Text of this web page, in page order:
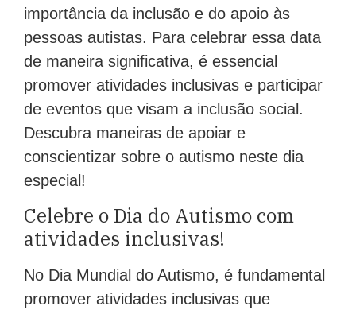
importância da inclusão e do apoio às
pessoas autistas. Para celebrar essa data
de maneira significativa, é essencial
promover atividades inclusivas e participar
de eventos que visam a inclusão social.
Descubra maneiras de apoiar e
conscientizar sobre o autismo neste dia
especial!
Celebre o Dia do Autismo com
atividades inclusivas!
No Dia Mundial do Autismo, é fundamental
promover atividades inclusivas que